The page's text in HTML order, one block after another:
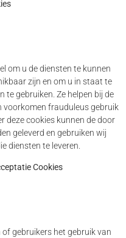
om u de diensten te kunnen
zijn en om u in staat te
te gebruiken. Ze helpen bij de
voorkomen frauduleus gebruik
deze cookies kunnen de door
geleverd en gebruiken wij
diensten te leveren.
Cookies
of gebruikers het gebruik van